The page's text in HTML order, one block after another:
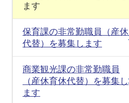
ます
保育課の非常勤職員（産休
代替）を募集します
商業観光課の非常勤職員
（産休育休代替）を募集し
ます